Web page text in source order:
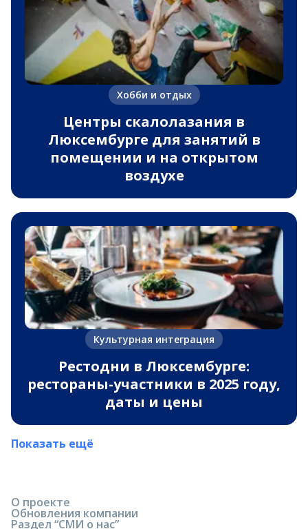
Хобби и отдых
Центры скалолазания в
Люксембурге для занятий в
помещении и на открытом
воздухе
Культурная интеграция
Рестодни в Люксембурге:
рестораны-участники в 2025 году,
даты и цены
Показать ещё
О проекте
Обновления компании
Раздел “СМИ о нас”